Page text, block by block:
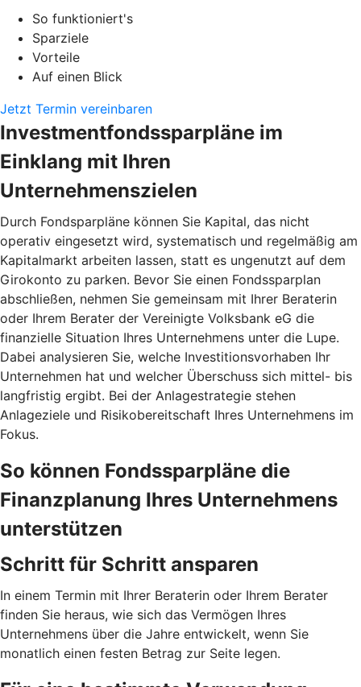
So funktioniert's
Sparziele
Vorteile
Auf einen Blick
Jetzt Termin vereinbaren
Investmentfondssparpläne im
Einklang mit Ihren
Unternehmenszielen
Durch Fondsparpläne können Sie Kapital, das nicht
operativ eingesetzt wird, systematisch und regelmäßig am
Kapitalmarkt arbeiten lassen, statt es ungenutzt auf dem
Girokonto zu parken. Bevor Sie einen Fondssparplan
abschließen, nehmen Sie gemeinsam mit Ihrer Beraterin
oder Ihrem Berater der Vereinigte Volksbank eG die
finanzielle Situation Ihres Unternehmens unter die Lupe.
Dabei analysieren Sie, welche Investitionsvorhaben Ihr
Unternehmen hat und welcher Überschuss sich mittel- bis
langfristig ergibt. Bei der Anlagestrategie stehen
Anlageziele und Risikobereitschaft Ihres Unternehmens im
Fokus.
So können Fondssparpläne die
Finanzplanung Ihres Unternehmens
unterstützen
Schritt für Schritt ansparen
In einem Termin mit Ihrer Beraterin oder Ihrem Berater
finden Sie heraus, wie sich das Vermögen Ihres
Unternehmens über die Jahre entwickelt, wenn Sie
monatlich einen festen Betrag zur Seite legen.